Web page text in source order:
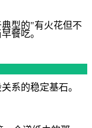
型的"有火花但不
系的稳定基石。
餐吃。